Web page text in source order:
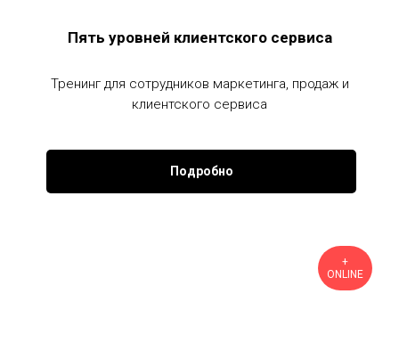
Пять уровней клиентского сервиса
Тренинг для сотрудников маркетинга, продаж и
клиентского сервиса
Подробно
+
ONLINE